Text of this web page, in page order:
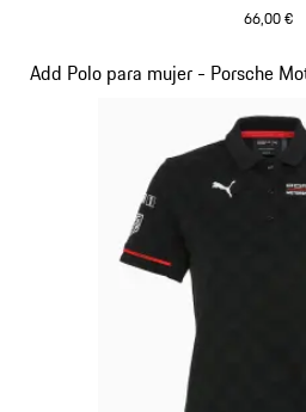
66,00 €
Add Polo para mujer - Porsche
Diapositiva 9 de 20